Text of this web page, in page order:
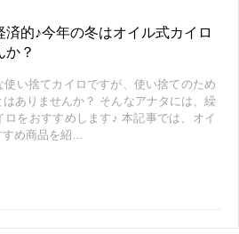
的♪今年の冬はオイル式カイロ
か？
い捨てカイロですが、使い捨てのため
ありませんか？ そんなアナタには、繰
ロをおすすめします♪ 本記事では、オイ
すめ商品を紹…